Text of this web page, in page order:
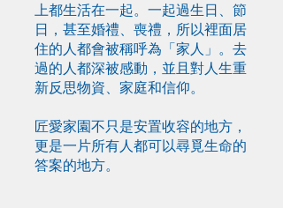
上都生活在一起。一起過生日、節
日，甚至婚禮、喪禮，所以裡面居
住的人都會被稱呼為「家人」。去
過的人都深被感動，並且對人生重
新反思物資、家庭和信仰。
匠愛家園不只是安置收容的地方，
更是一片所有人都可以尋覓生命的
答案的地方。